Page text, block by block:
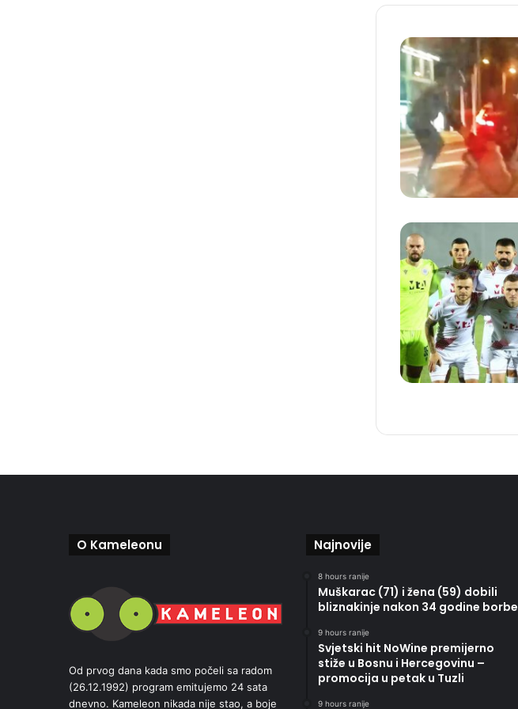
O Kameleonu
Od prvog dana kada smo počeli sa radom
(26.12.1992) program emitujemo 24 sata
dnevno. Kameleon nikada nije stao, a boje
Najnovije
8 hours ranije
Muškarac (71) i žena (59) dobili
bliznakinje nakon 34 godine borbe
9 hours ranije
Svjetski hit NoWine premijerno
stiže u Bosnu i Hercegovinu –
promocija u petak u Tuzli
9 hours ranije